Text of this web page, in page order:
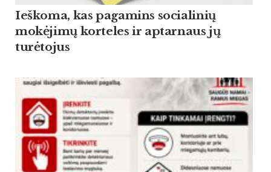
Ieškoma, kas pagamins socialinių
mokėjimų korteles ir aptarnaus jų
turėtojus